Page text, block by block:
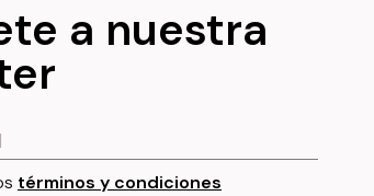
a nuestra
términos y condiciones